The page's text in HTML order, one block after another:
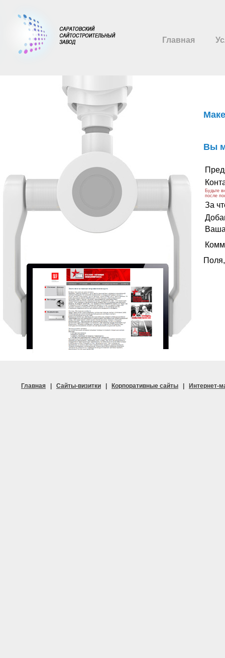
Главная
Вы
Будьте
после
За
Главная Сайты-визитки Корпоративные сайты Интернет-